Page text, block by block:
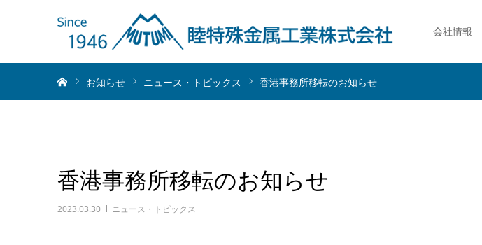
会社情報
お知らせ ニュース・トピックス 香港事務所移転のお知らせ
香港事務所移転のお知らせ
2023.03.30 ニュース・トピックス